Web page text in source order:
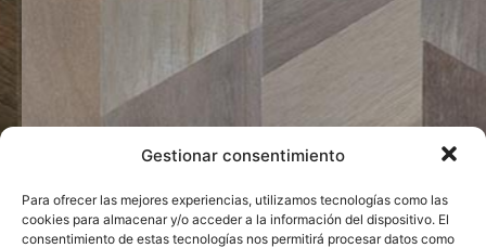
Gestionar consentimiento
Para ofrecer las mejores experiencias, utilizamos tecnologías como las
cookies para almacenar y/o acceder a la información del dispositivo. El
consentimiento de estas tecnologías nos permitirá procesar datos como